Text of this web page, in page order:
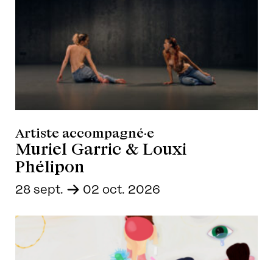
Artiste accompagné·e
Muriel Garric & Louxi
Phélipon
28 sept. - 02 oct. 2026